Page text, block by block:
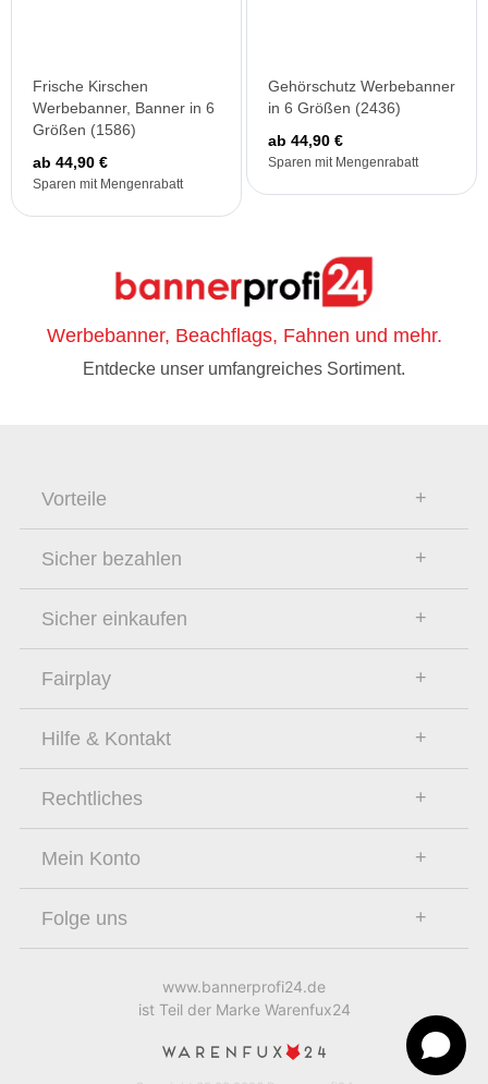
Frische Kirschen
Werbebanner, Banner in 6
Größen (1586)
ab 44,90 €
Sparen mit Mengenrabatt
Gehörschutz Werbebanner
in 6 Größen (2436)
ab 44,90 €
Sparen mit Mengenrabatt
Werbebanner, Beachflags, Fahnen und mehr.
Entdecke unser umfangreiches Sortiment.
Vorteile
Sicher bezahlen
Sicher einkaufen
Fairplay
Hilfe & Kontakt
Rechtliches
Mein Konto
Folge uns
www.bannerprofi24.de
ist Teil der Marke Warenfux24